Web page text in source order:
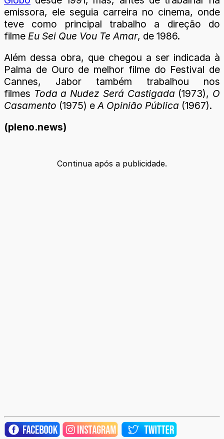
emissora, ele seguia carreira no cinema, onde
teve como principal trabalho a direção do
filme Eu Sei Que Vou Te Amar, de 1986.
Além dessa obra, que chegou a ser indicada à
Palma de Ouro de melhor filme do Festival de
Cannes, Jabor também trabalhou nos
filmes Toda a Nudez Será Castigada (1973), O
Casamento (1975) eA Opinião Pública (1967).
(pleno.news)
Continua após a publicidade.